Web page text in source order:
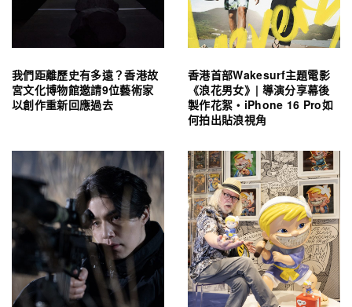
我們距離歷史有多遠？香港故
宮文化博物館邀請9位藝術家
以創作重新回應過去
香港首部Wakesurf主題電影
《浪花男女》| 導演分享幕後
製作花絮・iPhone 16 Pro如
何拍出貼浪視角